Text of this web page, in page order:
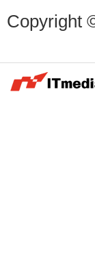
Copyright